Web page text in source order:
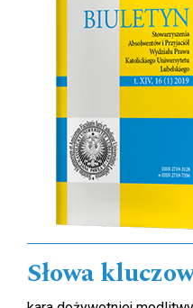
Słowa